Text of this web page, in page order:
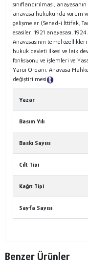
sınıflandırılması,
anayasa hukukunda yorum
gelişmeler (Sened-i İttifak,
esasiler, 1921 anayasası, 1924
Anayasasının temel
hukuk devleti ilkesi ve laik
fonksiyonu ve işlemleri ve
Yargı Organı, Anayasa
değiştirilmesi
Yazar
Basım Yılı
Baskı Sayısı
Cilt Tipi
Kağıt Tipi
Sayfa Sayısı
Benzer Ürünler